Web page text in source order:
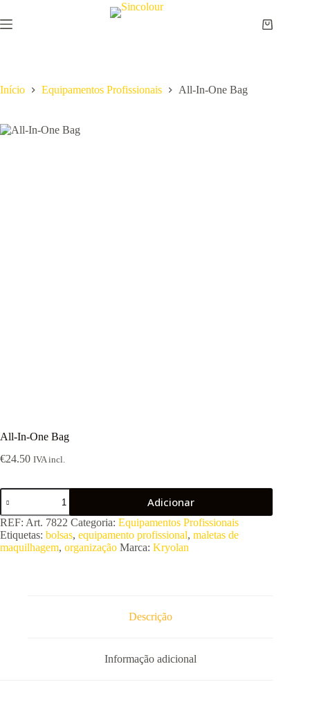
para
o
Carrinho
Início Equipamentos Profissionais All-In-One Bag
All-In-One Bag
€24.50 IVA incl.
Quantidade
de
All-
In-
One
Bag
Adicionar
REF: Art. 7822 Categoria: Equipamentos Profissionais
Etiquetas: bolsas, equipamento profissional, maletas de
maquilhagem, organização Marca: Kryolan
Descrição
Informação adicional